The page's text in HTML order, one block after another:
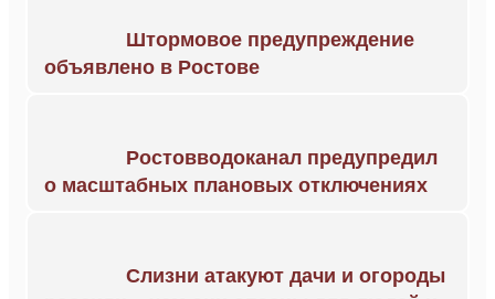
Штормовое предупреждение
объявлено в Ростове
Ростовводоканал предупредил
о масштабных плановых отключениях
Слизни атакуют дачи и огороды